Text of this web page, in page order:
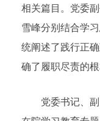
相关篇目。党委
雪峰分别结合学
统阐述了践行正
确了履职尽责的
党委书记、